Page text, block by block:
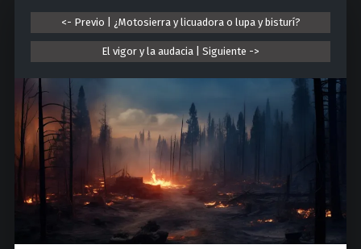
r
s
i
d
d
N
a
c
i
o
n
<- Previo | ¿Motosierra y licuadora o lupa y bisturí?
El vigor y la audacia | Siguiente ->